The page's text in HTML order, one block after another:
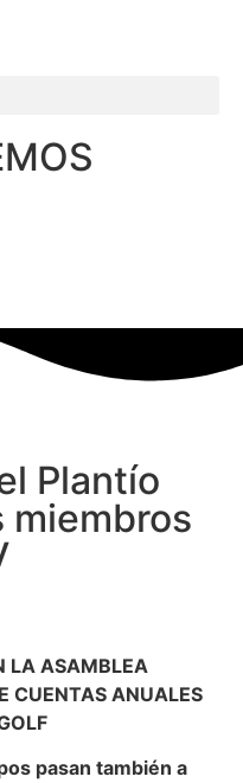
Plantío
miembros
LA ASAMBLEA
CUENTAS ANUALES
pasan también a